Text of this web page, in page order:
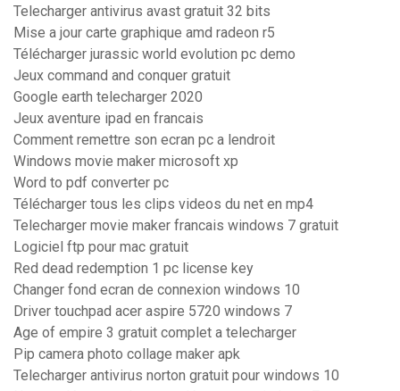
Telecharger antivirus avast gratuit 32 bits
Mise a jour carte graphique amd radeon r5
Télécharger jurassic world evolution pc demo
Jeux command and conquer gratuit
Google earth telecharger 2020
Jeux aventure ipad en francais
Comment remettre son ecran pc a lendroit
Windows movie maker microsoft xp
Word to pdf converter pc
Télécharger tous les clips videos du net en mp4
Telecharger movie maker francais windows 7 gratuit
Logiciel ftp pour mac gratuit
Red dead redemption 1 pc license key
Changer fond ecran de connexion windows 10
Driver touchpad acer aspire 5720 windows 7
Age of empire 3 gratuit complet a telecharger
Pip camera photo collage maker apk
Telecharger antivirus norton gratuit pour windows 10